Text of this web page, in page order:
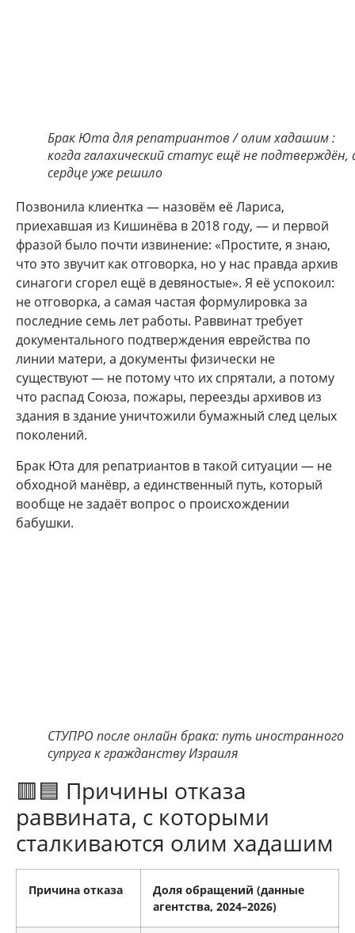
Брак Юта для репатриантов / олим хадашим :
когда галахический статус ещё не подтверждён,
сердце уже решило
Позвонила клиентка — назовём её Лариса,
приехавшая из Кишинёва в 2018 году, — и первой
фразой было почти извинение: «Простите, я знаю,
что это звучит как отговорка, но у нас правда архив
синагоги сгорел ещё в девяностые». Я её успокоил:
не отговорка, а самая частая формулировка за
последние семь лет работы. Раввинат требует
документального подтверждения еврейства по
линии матери, а документы физически не
существуют — не потому что их спрятали, а потому
что распад Союза, пожары, переезды архивов из
здания в здание уничтожили бумажный след целых
поколений.
Брак Юта для репатриантов в такой ситуации — не
обходной манёвр, а единственный путь, который
вообще не задаёт вопрос о происхождении
бабушки.
СТУПРО после онлайн брака: путь иностранного
супруга к гражданству Израиля
🟥🟦 Причины отказа
раввината, с которыми
сталкиваются олим хадашим
Причина отказа
Доля обращений (данные
агентства, 2024–2026)